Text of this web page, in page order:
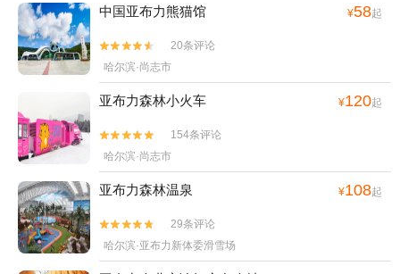
中国亚布力熊猫馆 ¥58起


20条评论
哈尔滨·尚志市
亚布力森林小火车 ¥120起


154条评论
哈尔滨·尚志市
亚布力森林温泉 ¥108起


29条评论
哈尔滨·亚布力新体委滑雪场